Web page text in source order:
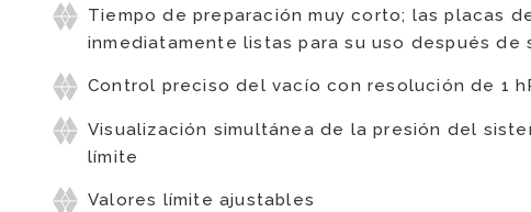
Tiempo de preparación muy corto; las placas
inmediatamente listas para su uso después de
Control preciso del vacío con resolución de 1
Visualización simultánea de la presión del
límite
Valores límite ajustables